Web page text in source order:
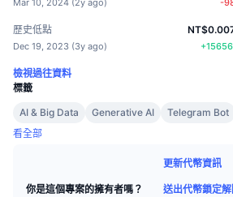
Mar 10, 2024 (2y ago) -
歷史低點
Dec 19, 2023 (3y ago) +
檢視過往資料
標籤
AI & Big Data
Generative AI
Telegram Bot
看全部
你是這個專案的擁有者嗎？
更新代幣資訊
送出代幣鎖定